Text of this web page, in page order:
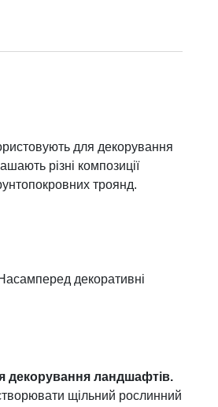
для декорування
різні композиції
троянд.
декоративні
декорування ландшафтів.
щільний рослинний